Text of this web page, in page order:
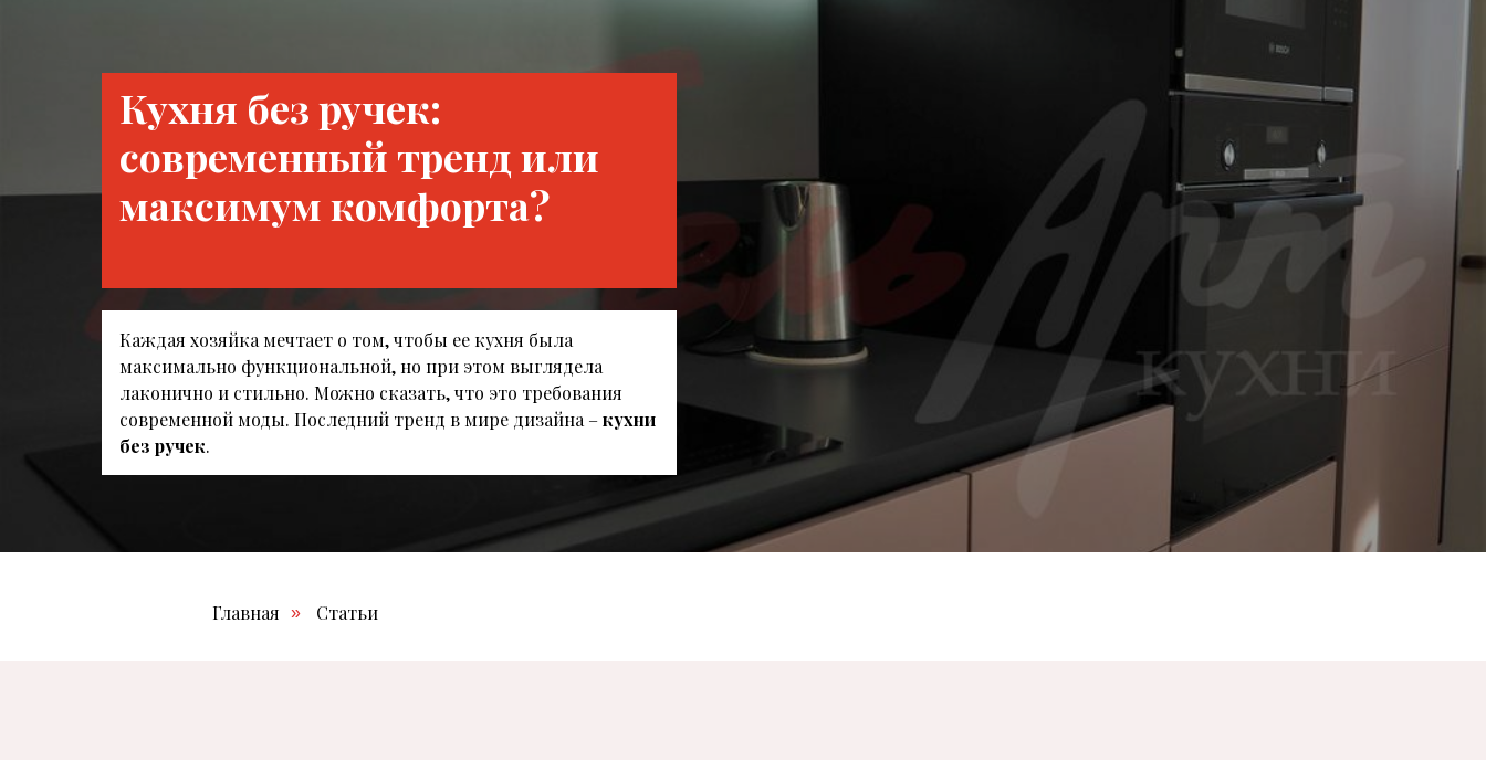
Кухня без ручек:
современный тренд или
максимум комфорта?
Каждая хозяйка мечтает о том, чтобы ее кухня была
максимально функциональной, но при этом выглядела
лаконично и стильно. Можно сказать, что это требования
современной моды. Последний тренд в мире дизайна –кухни
без ручек.
Главная » Статьи